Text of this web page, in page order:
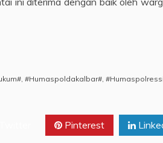
#Humaspoldakalbar#
Pinterest